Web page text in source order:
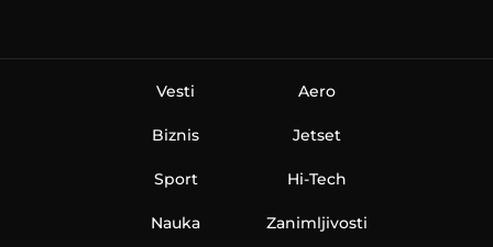
Vesti
Biznis
Sport
Nauka
Aero
Jetset
Hi-Tech
Zanimljivosti